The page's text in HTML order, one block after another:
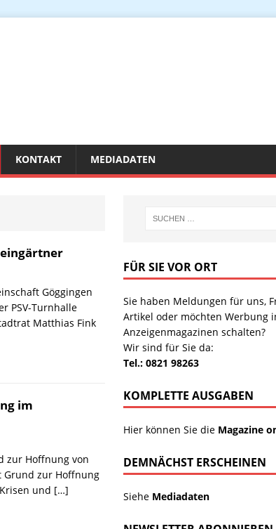
KONTAKT MEDIADATEN
Göggingen
PSV-Turnhalle
Matthias Fink
im
zur Hoffnung von
Grund zur Hoffnung
und […]
FÜR SIE VOR ORT
Sie haben Meldungen für uns,
Artikel oder möchten Werbung
Anzeigenmagazinen schalten?
Wir sind für Sie da:
Tel.: 0821 98263
KOMPLETTE AUSGABEN
Hier können Sie die Magazine
DEMNÄCHST ERSCHEINEN
Siehe Mediadaten